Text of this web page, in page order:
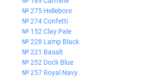
№ 275 Hellebore
№ 274 Confetti
№ 152 Clay Pale
№ 228 Lamp Black
№ 221 Basalt
№ 252 Dock Blue
№ 257 Royal Navy